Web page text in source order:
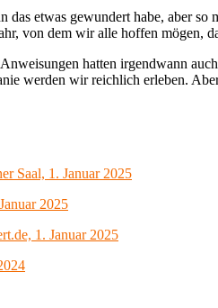
etwas gewundert habe, aber
von dem wir alle hoffen mögen,
hatten irgendwann
werden wir reichlich erleben.
Saal, 1. Januar 2025
2025
1. Januar 2025